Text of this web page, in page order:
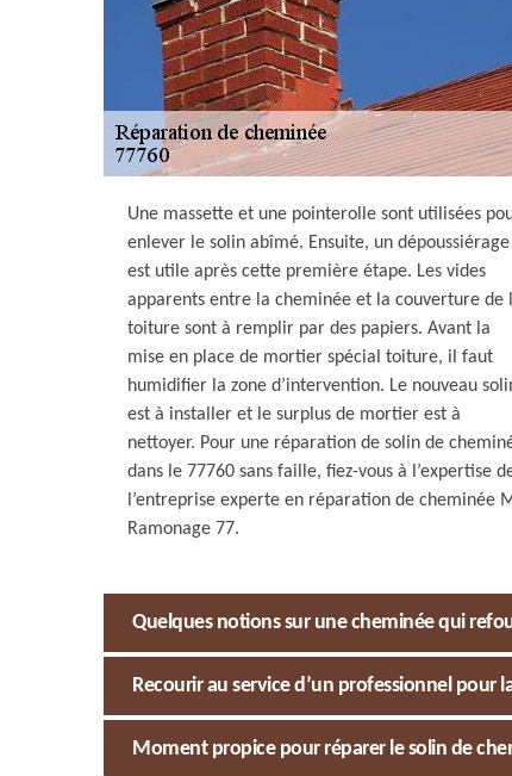
Une massette et une pointerolle sont utilisées
enlever le solin abîmé. Ensuite, un dépoussiérage
est utile après cette première étape. Les vides
apparents entre la cheminée et la couverture de
toiture sont à remplir par des papiers. Avant la
mise en place de mortier spécial toiture, il faut
humidifier la zone d’intervention. Le nouveau
est à installer et le surplus de mortier est à
nettoyer. Pour une réparation de solin de
dans le 77760 sans faille, fiez-vous à l’expertise
l’entreprise experte en réparation de cheminée
Ramonage 77.
Quelques notions sur une cheminée qui
Recourir au service d’un professionnel pour
Moment propice pour réparer le solin de